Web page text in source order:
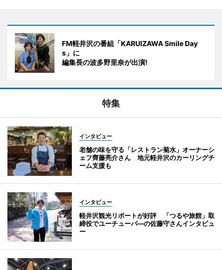
FM軽井沢の番組「KARUIZAWA Smile Day
s」に
編集長の波多野里奈が出演!
特集
インタビュー
老舗の味を守る「レストラン菊水」オーナーシ
ェフ齊藤亮介さん 地元軽井沢のカーリングチ
ーム支援も
インタビュー
軽井沢観光リポートが好評 「つるや旅館」取
締役でユーチューバ―の佐藤守さんインタビュ
ー